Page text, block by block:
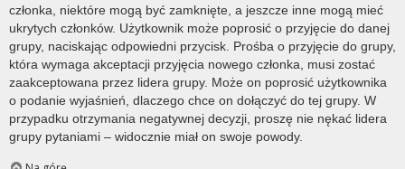
członka, niektóre mogą być zamknięte, a jeszcze inne mogą mieć
ukrytych członków. Użytkownik może poprosić o przyjęcie do danej
grupy, naciskając odpowiedni przycisk. Prośba o przyjęcie do grupy,
która wymaga akceptacji przyjęcia nowego członka, musi zostać
zaakceptowana przez lidera grupy. Może on poprosić użytkownika
o podanie wyjaśnień, dlaczego chce on dołączyć do tej grupy. W
przypadku otrzymania negatywnej decyzji, proszę nie nękać lidera
grupy pytaniami – widocznie miał on swoje powody.